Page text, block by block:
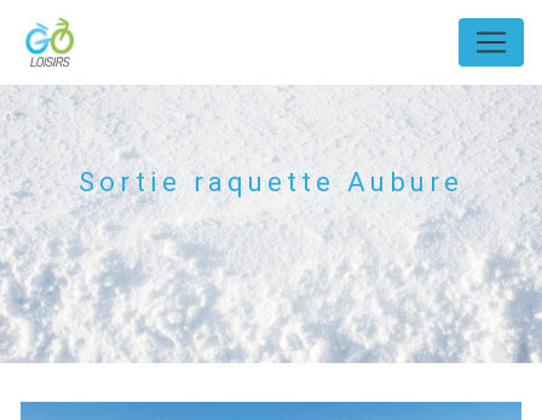
Sortie raquette Aubure
Panneau de gestion des cookies